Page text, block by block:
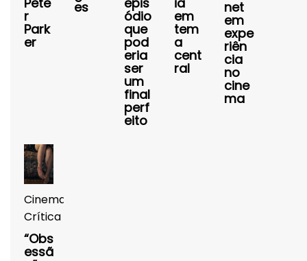
r
Park
er
es
ódio
que
pod
eria
ser
um
final
perf
eito
em
tem
a
cent
ral
net
em
expe
riên
cia
no
cine
ma
Cinema
Crítica
“Obs
essã